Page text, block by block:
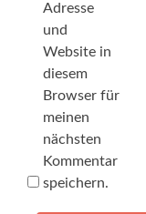
Adresse
und
Website in
diesem
Browser für
meinen
nächsten
Kommentar
speichern.